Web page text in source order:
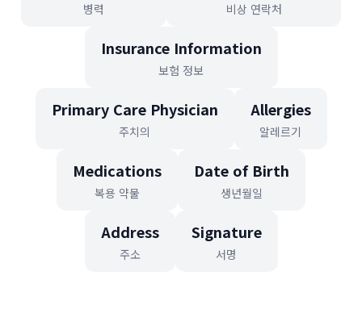
병력 비상 연락처
Insurance Information
보험 정보
Primary Care Physician
주치의
Allergies
알레르기
Medications
복용 약물
Date of Birth
생년월일
Address
주소
Signature
서명